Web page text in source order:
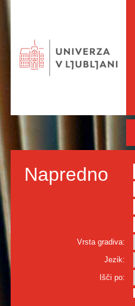
Napredno
Vrsta gradiva:
Jezik:
Išči po: